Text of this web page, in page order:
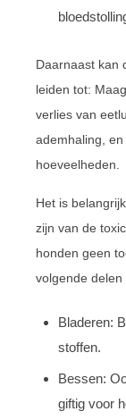
Daarnaast kan
leiden tot:
verlies van
ademhaling,
hoeveelheden.
Het is
zijn van de
honden geen
volgende
Bladeren:
stoffen.
Bessen:
giftig voor